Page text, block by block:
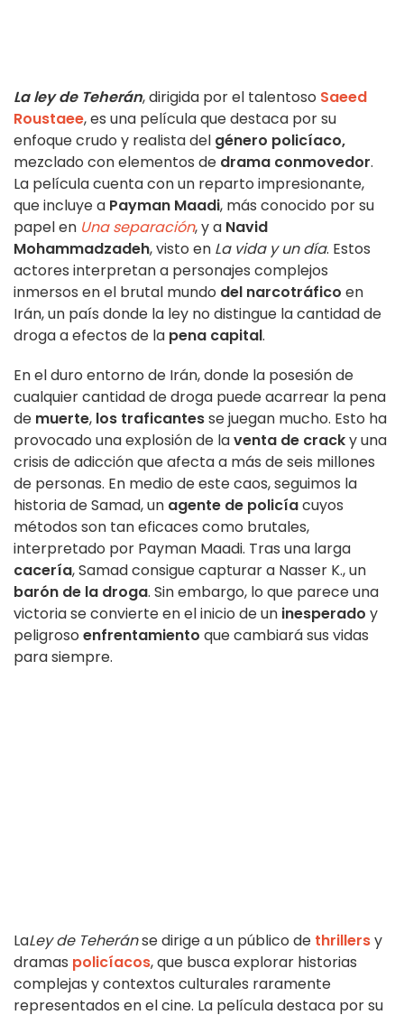
La ley de Teherán, dirigida por el talentoso Saeed
Roustaee, es una película que destaca por su
enfoque crudo y realista del género policíaco,
mezclado con elementos de drama conmovedor.
La película cuenta con un reparto impresionante,
que incluye a Payman Maadi, más conocido por su
papel en Una separación, y a Navid
Mohammadzadeh, visto en La vida y un día. Estos
actores interpretan a personajes complejos
inmersos en el brutal mundo del narcotráfico en
Irán, un país donde la ley no distingue la cantidad de
droga a efectos de la pena capital.
En el duro entorno de Irán, donde la posesión de
cualquier cantidad de droga puede acarrear la pena
de muerte, los traficantesse juegan mucho. Esto ha
provocado una explosión de laventa de cracky una
crisis de adicción que afecta a más de seis millones
de personas. En medio de este caos, seguimos la
historia de Samad, un agente de policíacuyos
métodos son tan eficaces como brutales,
interpretado por Payman Maadi. Tras una larga
cacería, Samad consigue capturar a Nasser K., un
barón de la droga. Sin embargo, lo que parece una
victoria se convierte en el inicio de un inesperado y
peligroso enfrentamiento que cambiará sus vidas
para siempre.
LaLey de Teheránse dirige a un público de thrillersy
dramas policíacos, que busca explorar historias
complejas y contextos culturales raramente
representados en el cine. La película destaca por su